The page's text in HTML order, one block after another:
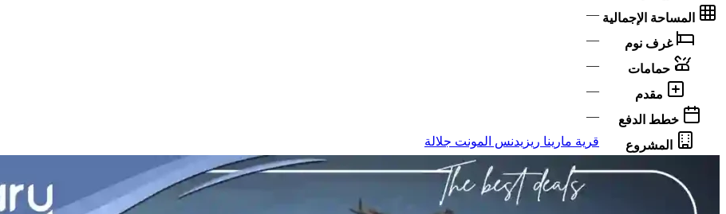
المساحة الإجمالية —
غرف نوم —
حمامات —
مقدم —
خطط الدفع —
المشروع قرية مارينا ريزيدنس المونت جلالة